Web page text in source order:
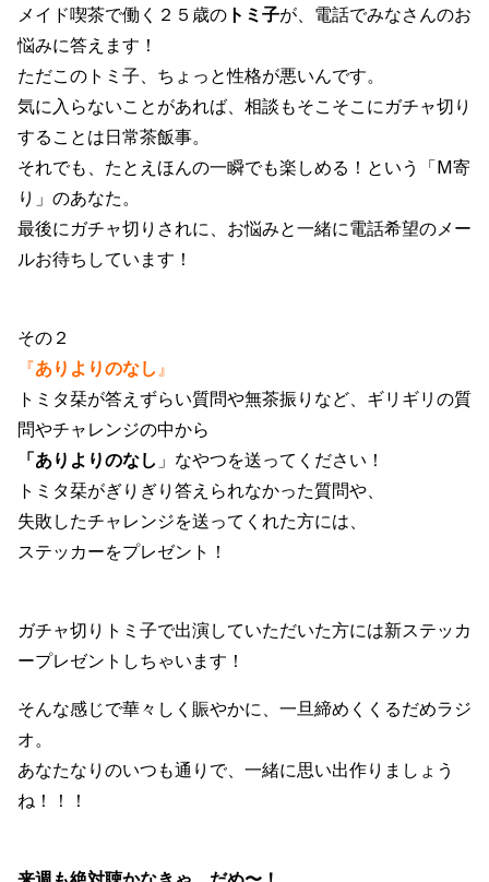
メイド喫茶で働く２５歳の トミ子が、電話でみなさんのお
悩みに答えます！
ただこのトミ子、ちょっと性格が悪いんです。
気に入らないことがあれば、相談もそこそこにガチャ切り
することは日常茶飯事。
それでも、たとえほんの一瞬でも楽しめる！という「M寄
り」のあなた。
最後にガチャ切りされに、お悩みと一緒に電話希望のメー
ルお待ちしています！
その２
『ありよりのなし』
トミタ栞が答えずらい質問や無茶振りなど、ギリギリの質
問やチャレンジの中から
「ありよりのなし 」なやつを送ってください！
トミタ栞がぎりぎり答えられなかった質問や、
失敗したチャレンジを送ってくれた方には、
ステッカーをプレゼント！
ガチャ切りトミ子で出演していただいた方には新ステッカ
ープレゼントしちゃいます！
そんな感じで華々しく賑やかに、一旦締めくくるだめラジ
オ。
あなたなりのいつも通りで、一緒に思い出作りましょう
ね！！！